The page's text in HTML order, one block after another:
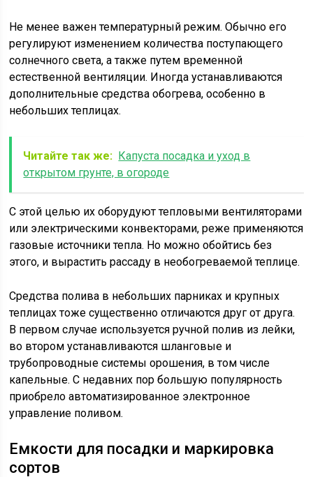
Не менее важен температурный режим. Обычно его
регулируют изменением количества поступающего
солнечного света, а также путем временной
естественной вентиляции. Иногда устанавливаются
дополнительные средства обогрева, особенно в
небольших теплицах.
Читайте так же: Капуста посадка и уход в
открытом грунте, в огороде
С этой целью их оборудуют тепловыми вентиляторами
или электрическими конвекторами, реже применяются
газовые источники тепла. Но можно обойтись без
этого, и вырастить рассаду в необогреваемой теплице.
Средства полива в небольших парниках и крупных
теплицах тоже существенно отличаются друг от друга.
В первом случае используется ручной полив из лейки,
во втором устанавливаются шланговые и
трубопроводные системы орошения, в том числе
капельные. С недавних пор большую популярность
приобрело автоматизированное электронное
управление поливом.
Емкости для посадки и маркировка
сортов